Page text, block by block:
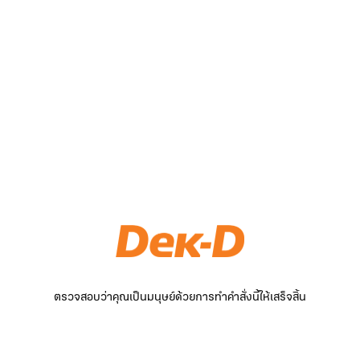
ตรวจสอบว่าคุณเป็นมนุษย์ด้วยการทำคำสั่งนี้ให้เสร็จสิ้น